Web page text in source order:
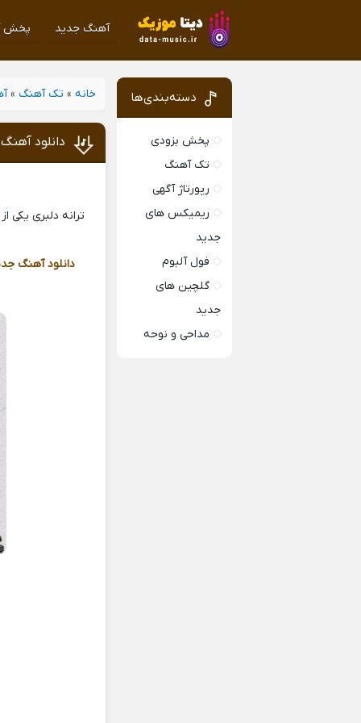
آهنگ جدید پخش
خانه » تک آهنگ »
دانلود
ترانه دلبری یکی
دانلود آهنگ
دسته‌بندی‌ها
پخش بزودی
تک آهنگ
رپورتاژ آگهی
ریمیکس های
جدید
فول آلبوم
گلچین های
جدید
مداحی و نوحه